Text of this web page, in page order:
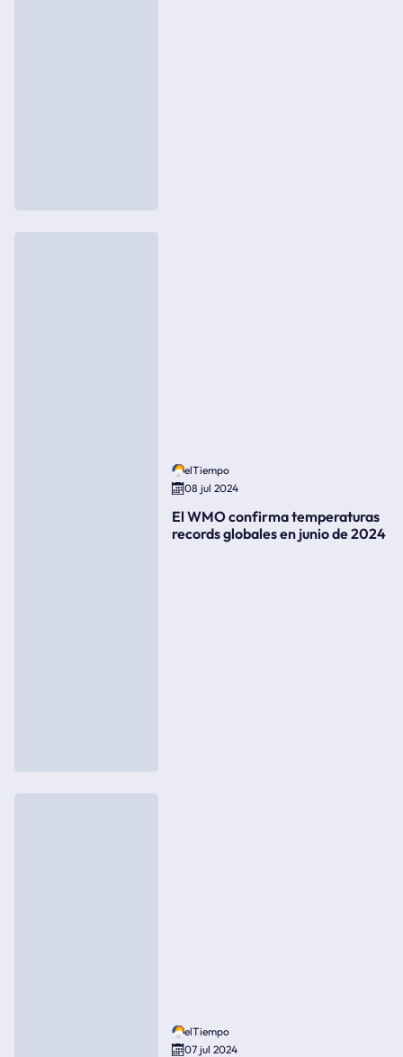
elTiempo
08 jul 2024
El WMO confirma temperaturas
records globales en junio de 2024
elTiempo
07 jul 2024